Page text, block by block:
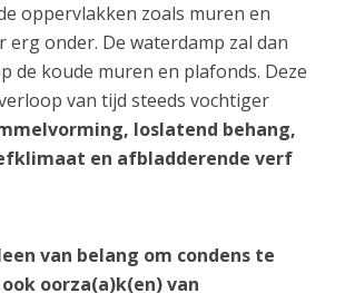
oppervlakken zoals muren en
erg onder. De waterdamp zal dan
de koude muren en plafonds. Deze
van tijd steeds vochtiger
loslatend behang,
en afbladderende verf
van belang om condens te
oorza(a)k(en) van